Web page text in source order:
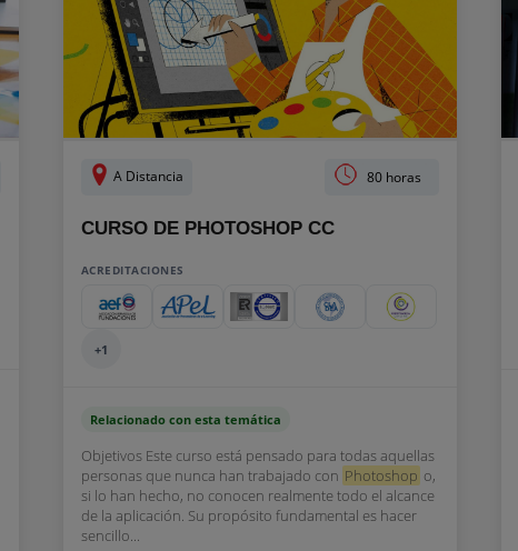
A Distancia 80 horas
CURSO DE PHOTOSHOP CC
ACREDITACIONES
+1
Relacionado con esta temática
Objetivos Este curso está pensado para todas aquellas
personas que nunca han trabajado con Photoshop o,
si lo han hecho, no conocen realmente todo el alcance
de la aplicación. Su propósito fundamental es hacer
sencillo...